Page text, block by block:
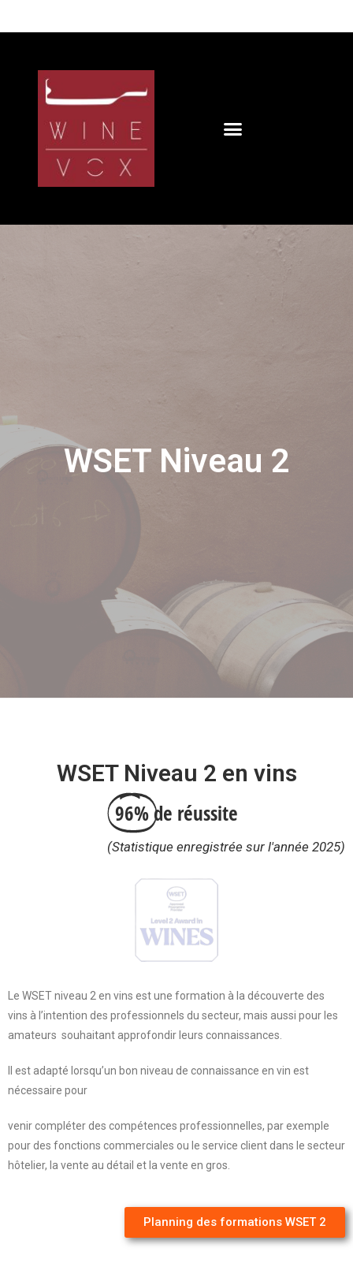
WSET Niveau 2
WSET Niveau 2 en vins
96%de réussite
(Statistique enregistrée sur l'année 2025)
Le WSET niveau 2 en vins est une formation à la découverte des
vins à l’intention des professionnels du secteur, mais aussi pour les
amateurs souhaitant approfondir leurs connaissances.
Il est adapté lorsqu’un bon niveau de connaissance en vin est
nécessaire pour
venir compléter des compétences professionnelles, par exemple
pour des fonctions commerciales ou le service client dans le secteur
hôtelier, la vente au détail et la vente en gros.
Planning des formations WSET 2